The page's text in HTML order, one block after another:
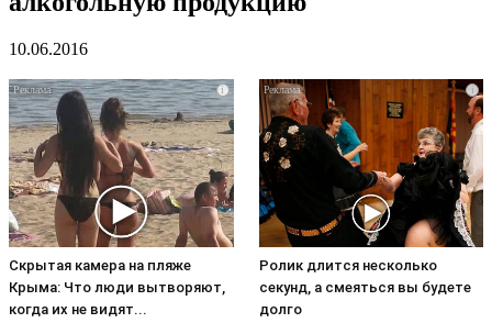
10.06.2016
i
Скрытая камера на пляже
Крыма: Что люди вытворяют,
когда их не видят...
i
Ролик длится несколько
секунд, а смеяться вы будете
долго